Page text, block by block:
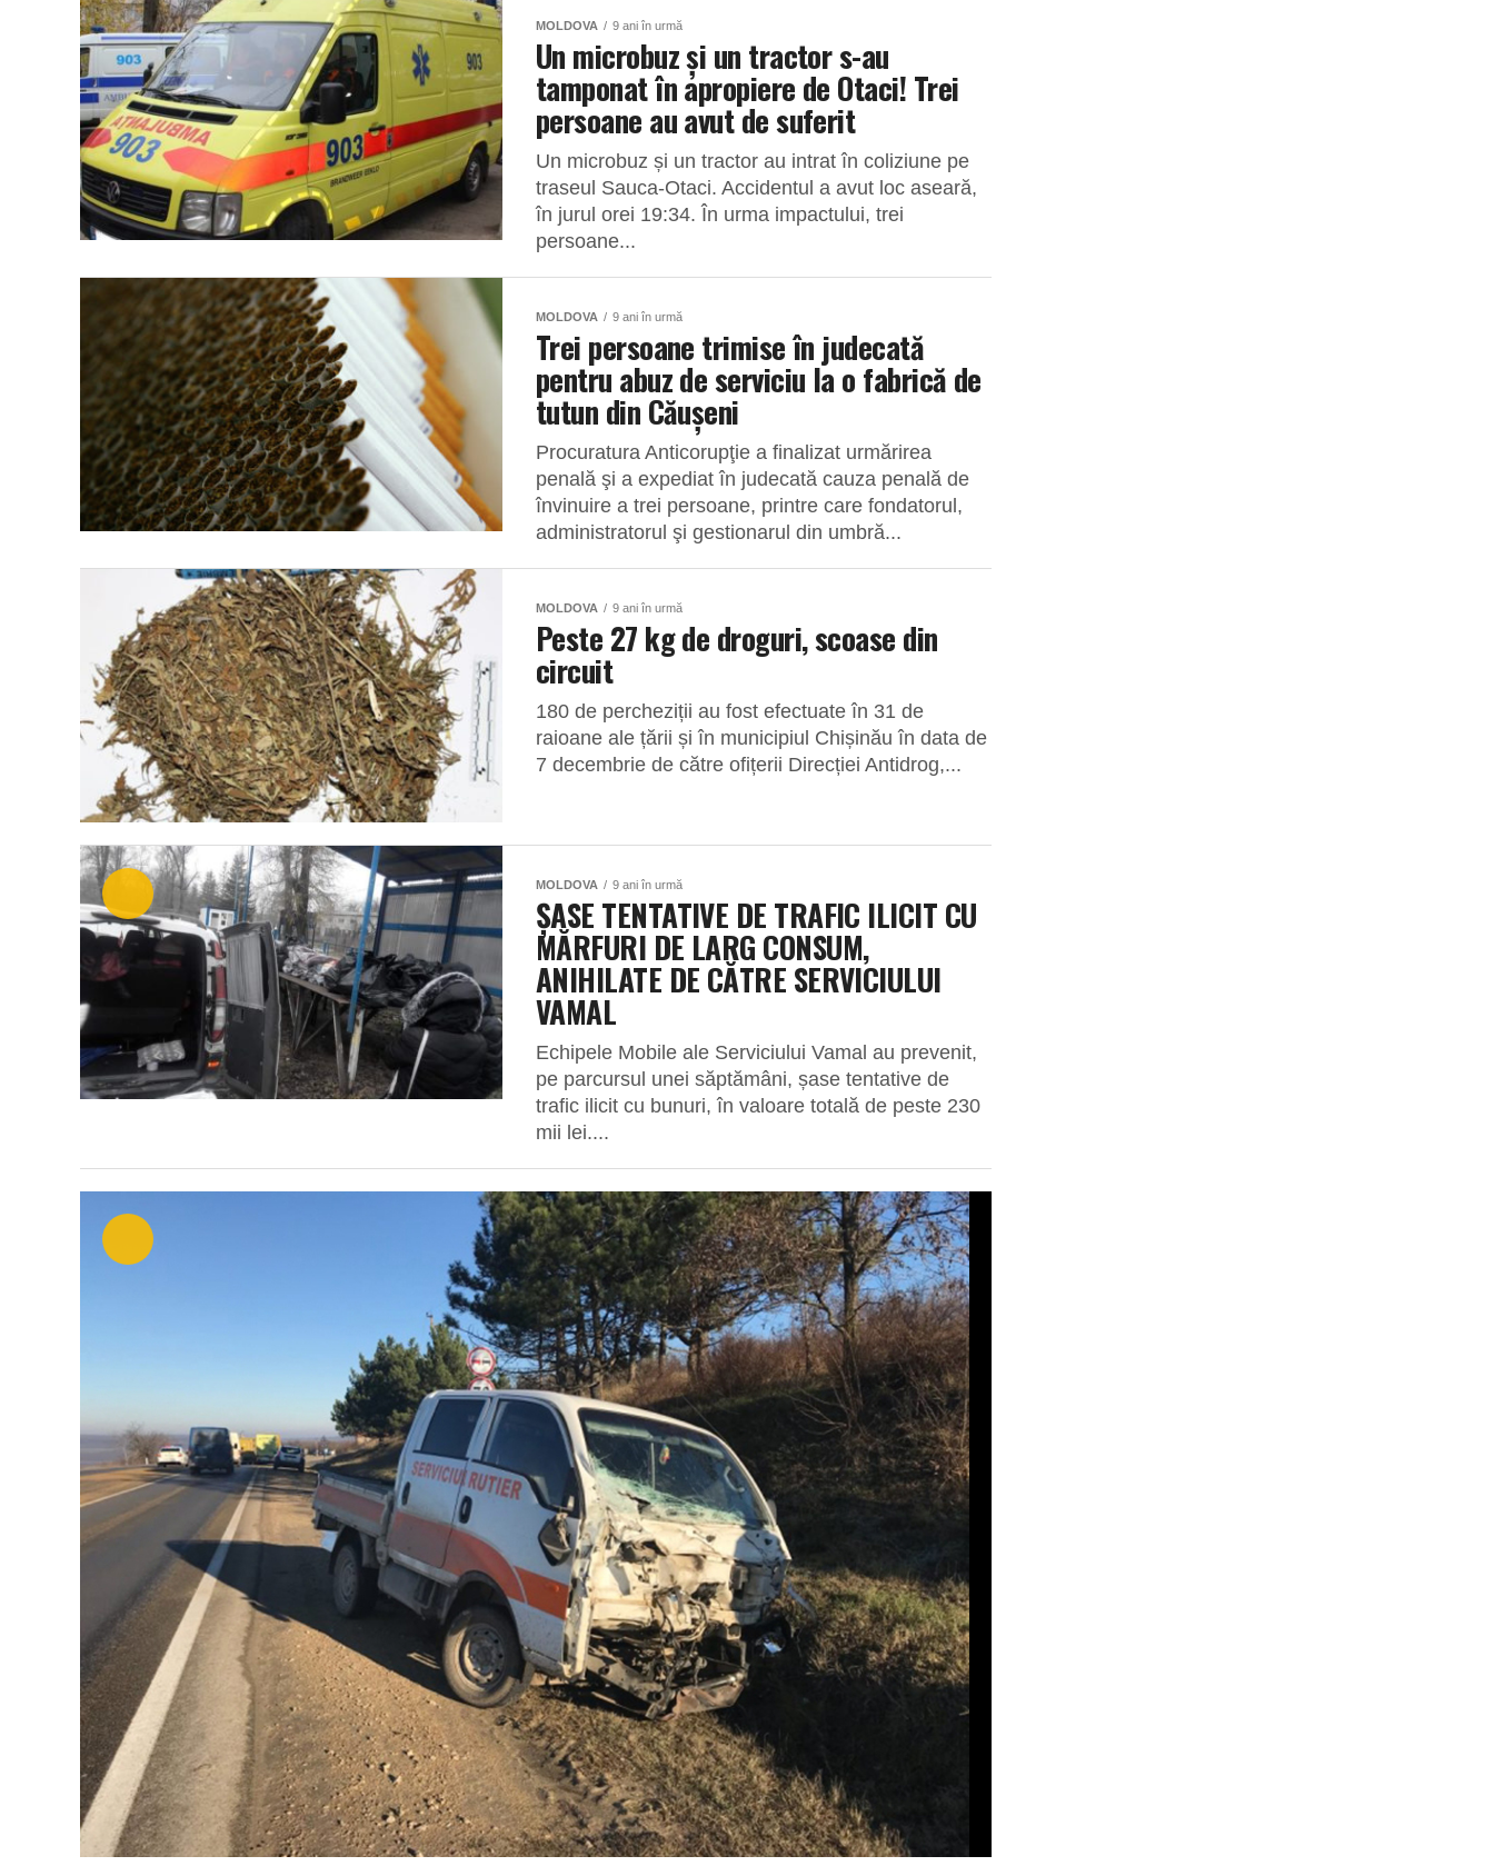
MOLDOVA 9 ani în urmă
Un microbuz și un tractor s-au
tamponat în apropiere de Otaci! Trei
persoane au avut de suferit
Un microbuz și un tractor au intrat în coliziune pe
traseul Sauca-Otaci. Accidentul a avut loc aseară,
în jurul orei 19:34. În urma impactului, trei
persoane...
MOLDOVA 9 ani în urmă
Trei persoane trimise în judecată
pentru abuz de serviciu la o fabrică de
tutun din Căuşeni
Procuratura Anticorupţie a finalizat urmărirea
penală şi a expediat în judecată cauza penală de
învinuire a trei persoane, printre care fondatorul,
administratorul şi gestionarul din umbră...
MOLDOVA 9 ani în urmă
Peste 27 kg de droguri, scoase din
circuit
180 de percheziții au fost efectuate în 31 de
raioane ale țării și în municipiul Chișinău în data de
7 decembrie de către ofițerii Direcției Antidrog,...
MOLDOVA 9 ani în urmă
ȘASE TENTATIVE DE TRAFIC ILICIT CU
MĂRFURI DE LARG CONSUM,
ANIHILATE DE CĂTRE SERVICIULUI
VAMAL
Echipele Mobile ale Serviciului Vamal au prevenit,
pe parcursul unei săptămâni, șase tentative de
trafic ilicit cu bunuri, în valoare totală de peste 230
mii lei....